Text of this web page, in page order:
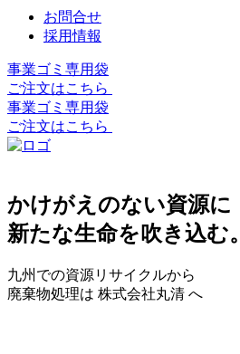
お問合せ
採用情報
事業ゴミ専用袋
ご注文はこちら
事業ゴミ専用袋
ご注文はこちら
かけがえのない資源に
新たな生命を吹き込む。
九州での資源リサイクルから
廃棄物処理は 株式会社丸清 へ